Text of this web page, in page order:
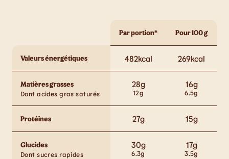
Par portion* Pour 100 g
Valeurs énergétiques 482kcal 269kcal
Matières grasses 28g 16g
Dont acides gras saturés 12g 6.5g
Protéines 27g 15g
Glucides 30g 17g
Dont sucres rapides 6.3g 3.5g